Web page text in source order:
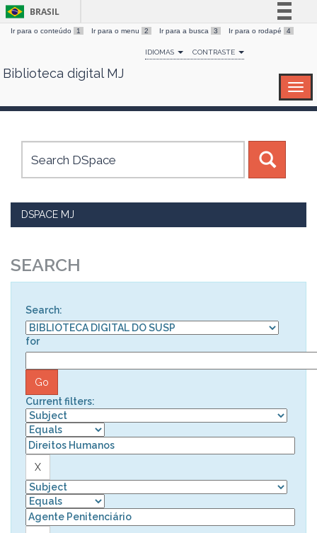
Skip
BRASIL
Simplifique!
Comunica BR
Canais
Ir para o conteúdo 1 Ir para o menu 2 Ir para a busca 3 Ir para o rodapé 4
IDIOMAS CONTRASTE
Biblioteca digital MJ
DSPACE MJ
SEARCH
Search:
for
Current filters: